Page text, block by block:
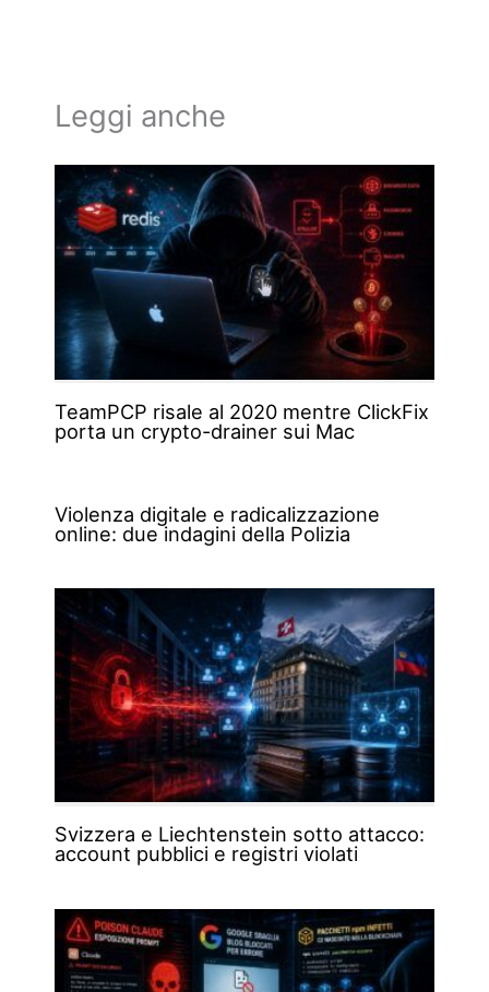
Leggi anche
TeamPCP risale al 2020 mentre ClickFix
porta un crypto-drainer sui Mac
Violenza digitale e radicalizzazione
online: due indagini della Polizia
Svizzera e Liechtenstein sotto attacco:
account pubblici e registri violati